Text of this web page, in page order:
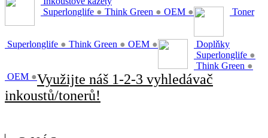
Superlonglife ● Think Green ● OEM ● Toner
Superlonglife ● Think Green ● OEM ●
Doplňky
Superlonglife ●
Think Green ●
OEM ●Využijte náš 1-2-3 vyhledávač
inkoustů/tonerů!